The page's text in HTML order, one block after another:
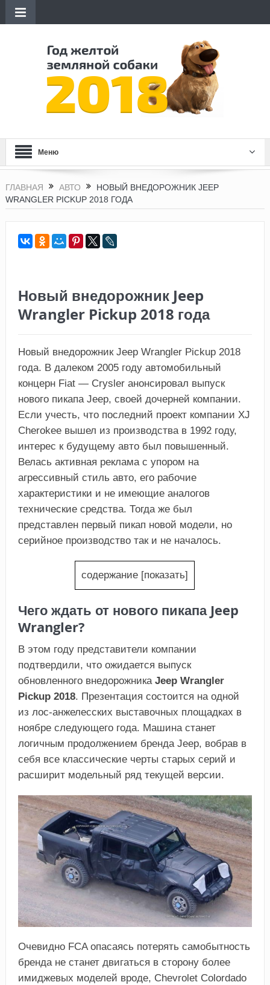
Меню
ГЛАВНАЯ АВТО
НОВЫЙ ВНЕДОРОЖНИК JEEP
WRANGLER PICKUP 2018 ГОДА
Новый внедорожник Jeep
Wrangler Pickup 2018 года
Новый внедорожник Jeep Wrangler Pickup 2018
года. В далеком 2005 году автомобильный
концерн Fiat — Crysler анонсировал выпуск
нового пикапа Jeep, своей дочерней компании.
Если учесть, что последний проект компании XJ
Cherokee вышел из производства в 1992 году,
интерес к будущему авто был повышенный.
Велась активная реклама с упором на
агрессивный стиль авто, его рабочие
характеристики и не имеющие аналогов
технические средства. Тогда же был
представлен первый пикап новой модели, но
серийное производство так и не началось.
содержание [показать]
Чего ждать от нового пикапа Jeep
Wrangler?
В этом году представители компании
подтвердили, что ожидается выпуск
обновленного внедорожника Jeep Wrangler
Pickup 2018. Презентация состоится на одной
из лос-анжелесских выставочных площадках в
ноябре следующего года. Машина станет
логичным продолжением бренда Jeep, вобрав в
себя все классические черты старых серий и
расширит модельный ряд текущей версии.
Очевидно FCA опасаясь потерять самобытность
бренда не станет двигаться в сторону более
имиджевых моделей вроде, Chevrolet Colordado